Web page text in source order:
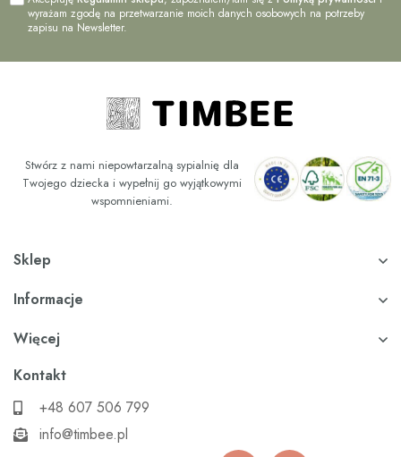
wyrażam zgodę na przetwarzanie moich danych osobowych na potrzeby
zapisu na Newsletter.
Stwórz z nami niepowtarzalną sypialnię dla
Twojego dziecka i wypełnij go wyjątkowymi
wspomnieniami.
Sklep
Informacje
Więcej
Kontakt
+48 607 506 799
info@timbee.pl